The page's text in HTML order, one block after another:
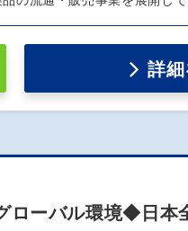
詳
ローバル環境◆日本